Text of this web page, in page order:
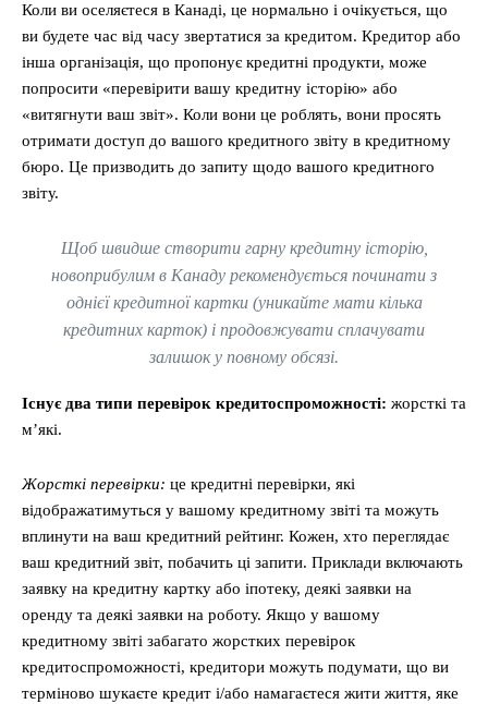
Коли ви оселяєтеся в Канаді, це нормально і очікується, що
ви будете час від часу звертатися за кредитом. Кредитор або
інша організація, що пропонує кредитні продукти, може
попросити «перевірити вашу кредитну історію» або
«витягнути ваш звіт». Коли вони це роблять, вони просять
отримати доступ до вашого кредитного звіту в кредитному
бюро. Це призводить до запиту щодо вашого кредитного
звіту.
Щоб швидше створити гарну кредитну історію,
новоприбулим в Канаду рекомендується починати з
однієї кредитної картки (уникайте мати кілька
кредитних карток) і продовжувати сплачувати
залишок у повному обсязі.
Існує два типи перевірок кредитоспроможності: жорсткі та
м’які.
Жорсткі перевірки: це кредитні перевірки, які
відображатимуться у вашому кредитному звіті та можуть
вплинути на ваш кредитний рейтинг. Кожен, хто переглядає
ваш кредитний звіт, побачить ці запити. Приклади включають
заявку на кредитну картку або іпотеку, деякі заявки на
оренду та деякі заявки на роботу. Якщо у вашому
кредитному звіті забагато жорстких перевірок
кредитоспроможності, кредитори можуть подумати, що ви
терміново шукаєте кредит і/або намагаєтеся жити життя, яке